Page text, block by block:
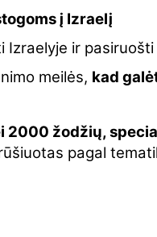
į Izraelį
Izraelyje ir pasiruošti
meilės, kad
2000 žodžių,
pagal